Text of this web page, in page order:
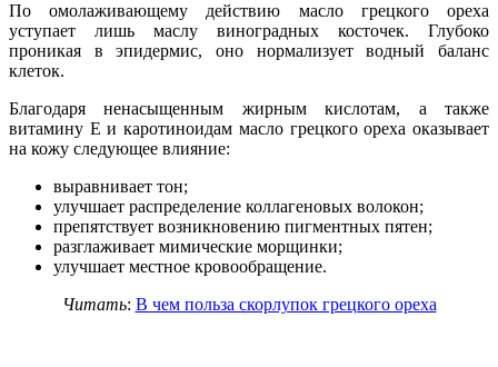
По омолаживающему действию масло грецкого ореха
уступает лишь маслу виноградных косточек. Глубоко
проникая в эпидермис, оно нормализует водный баланс
клеток.
Благодаря ненасыщенным жирным кислотам, а также
витамину Е и каротиноидам масло грецкого ореха оказывает
на кожу следующее влияние:
выравнивает тон;
улучшает распределение коллагеновых волокон;
препятствует возникновению пигментных пятен;
разглаживает мимические морщинки;
улучшает местное кровообращение.
Читать: В чем польза скорлупок грецкого ореха